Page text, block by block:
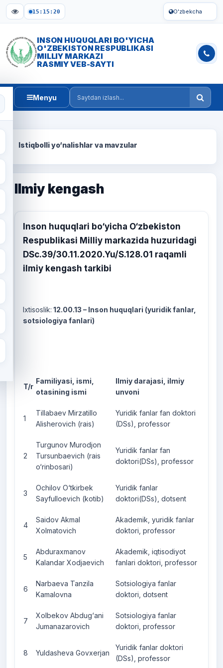
15:15:20 O'zbekcha
INSON HUQUQLARI BO'YICHA
O'ZBEKISTON RESPUBLIKASI
MILLIY MARKAZI
RASMIY VEB-SAYTI
Menyu
Saytdan izlash
Istiqbolli yo‘nalishlar va mavzular
Ilmiy kengash
Inson huquqlari bo‘yicha O‘zbekiston
Respublikasi Milliy markazida huzuridagi
DSc.39/30.11.2020.Yu/S.128.01 raqamli
ilmiy kengash tarkibi
Ixtisoslik: 12.00.13 – Inson huquqlari (yuridik fanlar,
sotsiologiya fanlari)
T/r
Familiyasi, ismi,
otasining ismi
Ilmiy darajasi, ilmiy
unvoni
1
Tillabaev Mirzatillo
Alisherovich (rais)
Yuridik fanlar fan doktori
(DSs), professor
2
Turgunov Murodjon
Tursunbaevich (rais
o‘rinbosari)
Yuridik fanlar fan
doktori(DSs), professor
3
Ochilov O‘tkirbek
Sayfulloevich (kotib)
Yuridik fanlar
doktori(DSs), dotsent
4
Saidov Akmal
Xolmatovich
Akademik, yuridik fanlar
doktori, professor
5
Abduraxmanov
Kalandar Xodjaevich
Akademik, iqtisodiyot
fanlari doktori, professor
6
Narbaeva Tanzila
Kamalovna
Sotsiologiya fanlar
doktori, dotsent
7
Xolbekov Abdug‘ani
Jumanazarovich
Sotsiologiya fanlar
doktori, professor
8 Yuldasheva Govxerjan
Yuridik fanlar doktori
(DSs), professor